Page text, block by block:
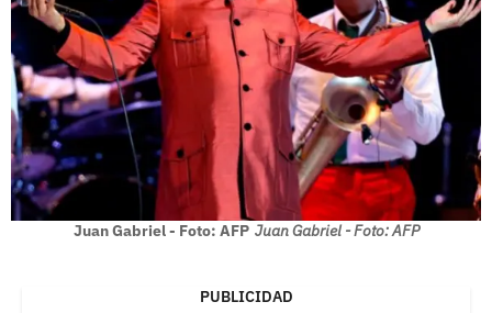
Juan Gabriel - Foto: AFP Juan Gabriel - Foto: AFP
PUBLICIDAD